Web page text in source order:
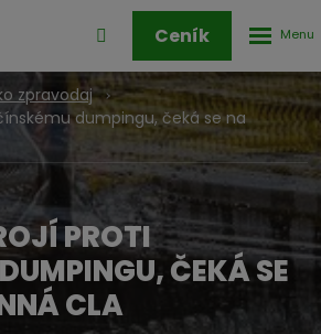
Přihlášení
klienstké
zóny
Ceník
zpravodaj
dumpingu, čeká se na
PROTI
ČEKÁ SE
CLA